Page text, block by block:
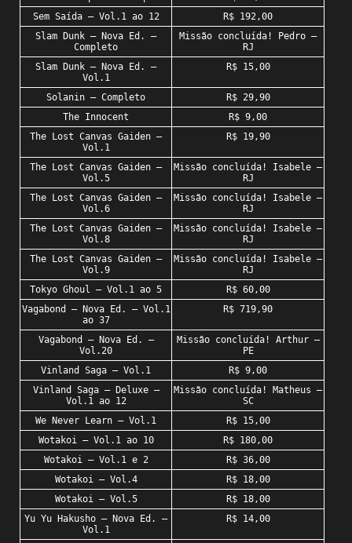
Sem Saída – Vol.1 ao 12
R$ 192,00
Slam Dunk – Nova Ed. –
Completo
Missão concluída! Pedro –
RJ
Slam Dunk – Nova Ed. –
Vol.1
R$ 15,00
Solanin – Completo
R$ 29,90
The Innocent
R$ 9,00
The Lost Canvas Gaiden –
Vol.1
R$ 19,90
The Lost Canvas Gaiden –
Vol.5
Missão concluída! Isabele –
RJ
The Lost Canvas Gaiden –
Vol.6
Missão concluída! Isabele –
RJ
The Lost Canvas Gaiden –
Vol.8
Missão concluída! Isabele –
RJ
The Lost Canvas Gaiden –
Vol.9
Missão concluída! Isabele –
RJ
Tokyo Ghoul – Vol.1 ao 5
R$ 60,00
Vagabond – Nova Ed. – Vol.1
ao 37
R$ 719,90
Vagabond – Nova Ed. –
Vol.20
Missão concluída! Arthur –
PE
Vinland Saga – Vol.1
R$ 9,00
Vinland Saga – Deluxe –
Vol.1 ao 12
Missão concluída! Matheus –
SC
We Never Learn – Vol.1
R$ 15,00
Wotakoi – Vol.1 ao 10
R$ 180,00
Wotakoi – Vol.1 e 2
R$ 36,00
Wotakoi – Vol.4
R$ 18,00
Wotakoi – Vol.5
R$ 18,00
Yu Yu Hakusho – Nova Ed. –
Vol.1
R$ 14,00